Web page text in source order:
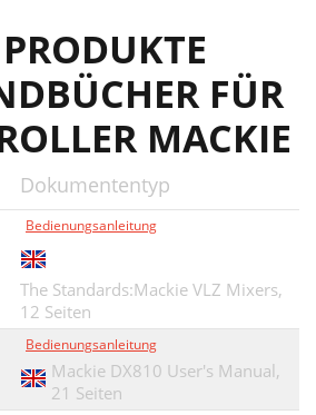
FÜR
MACKIE
Dokumententyp
Bedienungsanleitung
The Standards:Mackie VLZ Mixers,
12 Seiten
Bedienungsanleitung
Mackie DX810 User's Manual,
21 Seiten